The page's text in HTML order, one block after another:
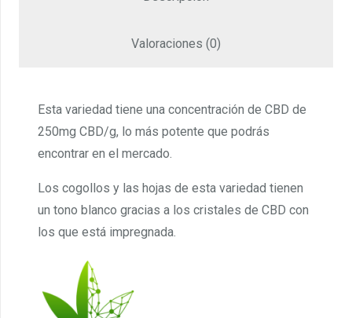
Valoraciones (0)
Esta variedad tiene una concentración de CBD de
250mg CBD/g, lo más potente que podrás
encontrar en el mercado.
Los cogollos y las hojas de esta variedad tienen
un tono blanco gracias a los cristales de CBD con
los que está impregnada.